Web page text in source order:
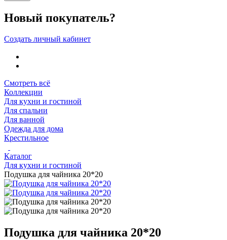
Новый покупатель?
Создать личный кабинет
Смотреть всё
Коллекции
Для кухни и гостиной
Для спальни
Для ванной
Одежда для дома
Крестильное
Каталог
Для кухни и гостиной
Подушка для чайника 20*20
Подушка для чайника 20*20